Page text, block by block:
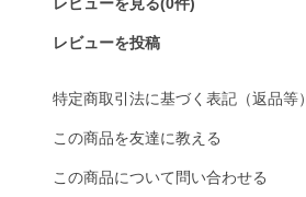
レビューを投稿
特定商取引法に基づく表記（返品等）
この商品を友達に教える
この商品について問い合わせる